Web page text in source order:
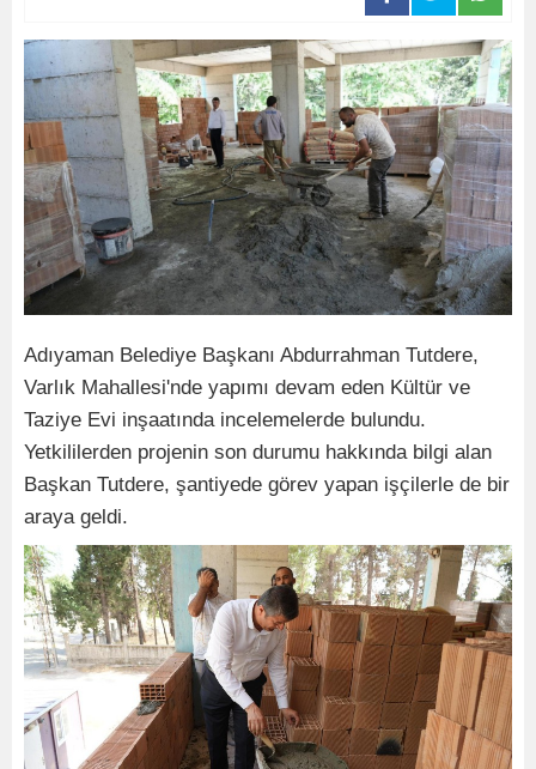
Adıyaman Belediye Başkanı Abdurrahman Tutdere,
Varlık Mahallesi'nde yapımı devam eden Kültür ve
Taziye Evi inşaatında incelemelerde bulundu.
Yetkililerden projenin son durumu hakkında bilgi alan
Başkan Tutdere, şantiyede görev yapan işçilerle de bir
araya geldi.